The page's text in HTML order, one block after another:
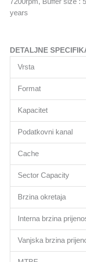
1,2M
hours,
warranty
years
količina
7200rpm, Buffer size :
years
DETALJNE
Vrsta
Format
Kapacitet
Podatkovni kanal
Cache
Sector Capacity
Brzina okretaja
Interna brzina
Vanjska brzina